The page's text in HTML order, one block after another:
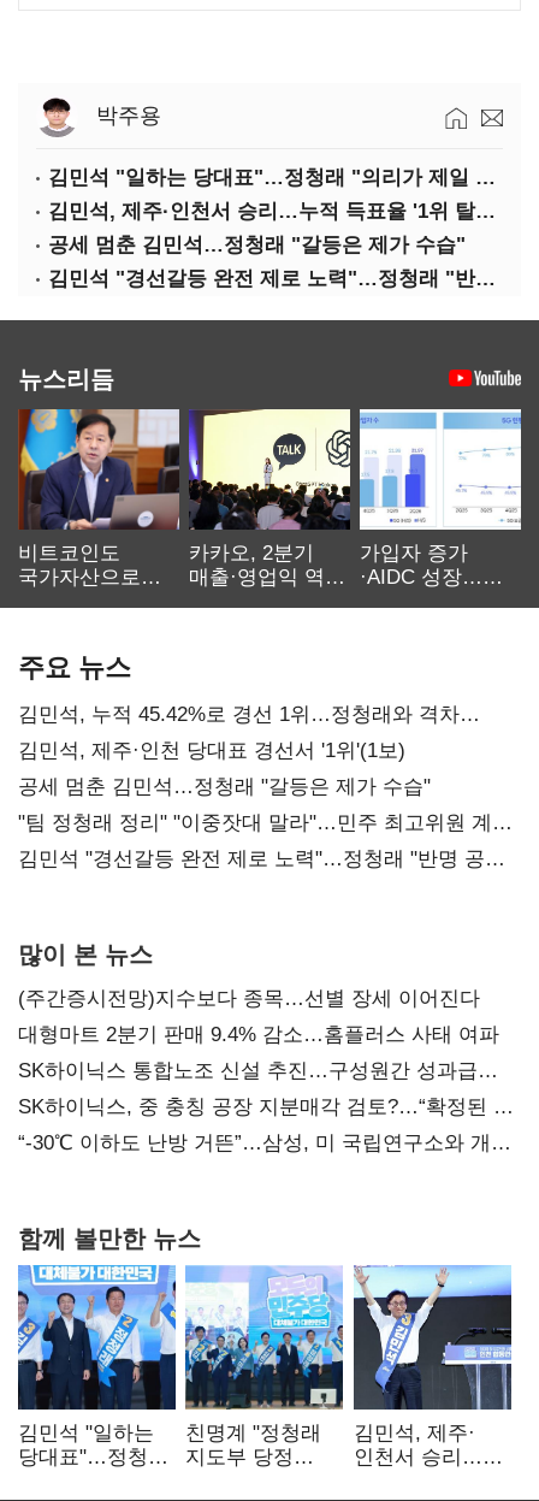
박주용
김민석 "일하는 당대표"…정청래 "의리가 제일 중요"
김민석, 제주·인천서 승리…누적 득표율 '1위 탈환'(종합)
공세 멈춘 김민석…정청래 "갈등은 제가 수습"
김민석 "경선갈등 완전 제로 노력"…정청래 "반명 공세 사과부터"
뉴스리듬
비트코인도
국가자산으로…'
카카오, 2분기
매출·영업익 역대
가입자 증가
·AIDC 성장…
주요 뉴스
김민석, 누적 45.42%로 경선 1위…정청래와 격차
0.86%p(2보)
김민석, 제주·인천 당대표 경선서 '1위'(1보)
공세 멈춘 김민석…정청래 "갈등은 제가 수습"
"팀 정청래 정리" "이중잣대 말라"…민주 최고위원 계파
다툼 격화
김민석 "경선갈등 완전 제로 노력"…정청래 "반명 공세
많이 본 뉴스
(주간증시전망)지수보다 종목…선별 장세 이어진다
대형마트 2분기 판매 9.4% 감소…홈플러스 사태 여파
SK하이닉스 통합노조 신설 추진…구성원간 성과급
불만 확산
SK하이닉스, 중 충칭 공장 지분매각 검토?…“확정된 바
없어”
“-30℃ 이하도 난방 거뜬”…삼성, 미 국립연구소와 개발
함께 볼만한 뉴스
김민석 "일하는
당대표"…정청래
친명계 "정청래
지도부 당정
김민석, 제주·
인천서 승리…